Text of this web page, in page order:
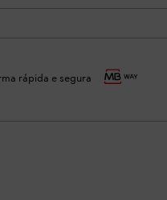
rápida e segura